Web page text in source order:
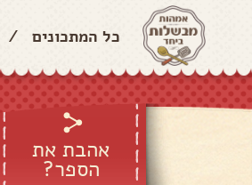
כל המתכונים /
אהבת את
הספר?